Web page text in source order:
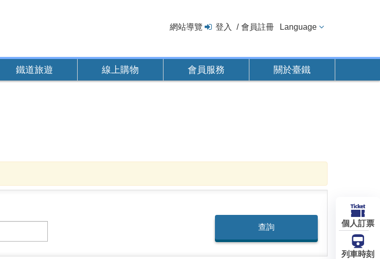
網站導覽 登入 會員註冊 Language
鐵道旅遊 線上購物 會員服務 關於臺鐵
查詢
個人訂票
列車時刻